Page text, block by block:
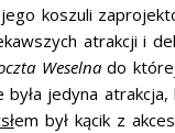
koszuli
atrakcji i
Weselnado
była jedyna
em był kącik z